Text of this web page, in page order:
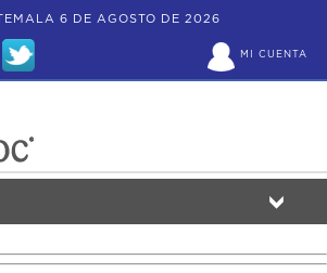
6 DE AGOSTO DE 2026
MI CUENTA